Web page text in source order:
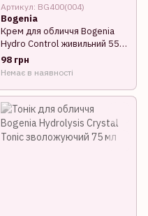
Артикул: BG400(004)
Bogenia
Крем для обличчя Bogenia
Hydro Control живильний 55
мл BG400(004)
98 грн
Немає в наявності